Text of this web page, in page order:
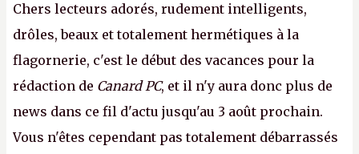
Chers lecteurs adorés, rudement intelligents,
drôles, beaux et totalement hermétiques à la
flagornerie, c'est le début des vacances pour la
rédaction de Canard PC, et il n'y aura donc plus de
news dans ce fil d'actu jusqu'au 3 août prochain.
Vous n'êtes cependant pas totalement débarrassés